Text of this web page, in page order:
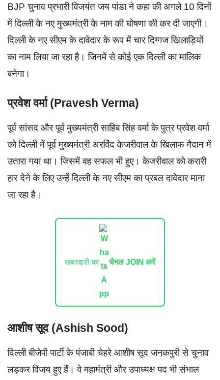
BJP चुनाव प्रभारी विजयंत जय पांडा ने कहा की अगले 10 दिनों
में दिल्ली के नए मुख्यमंत्री के नाम की घोषणा की कर दी जाएगी।
दिल्ली के नए सीएम के दावेदार के रूप में चार दिग्गज खिलाड़ियों
का नाम लिया जा रहा है। जिनमें से कोई एक दिल्ली का मालिक
बनेगा।
प्रवेश वर्मा (Pravesh Verma)
पूर्व सांसद और पूर्व मुख्यमंत्री साहिब सिंह वर्मा के पुत्र प्रवेश वर्मा
को दिल्ली में पूर्व मुख्यमंत्री अरविंद केजरीवाल के खिलाफ मैदान में
उतारा गया था। जिसमें वह सफल भी हुए। केजरीवाल को करारी
हार देने के लिए उन्हें दिल्ली के नए सीएम का प्रबल दावेदार माना
जा रहा है।
खबरदारी का चैनल JOIN करें
आशीष सूद (Ashish Sood)
दिल्ली बीजेपी पार्टी के पंजाबी चेहरे आशीष सूद जनकपुरी से चुनाव
लड़कर विजय हुए हैं। वे महामंत्री और उपाध्यक्ष पद भी संभाल